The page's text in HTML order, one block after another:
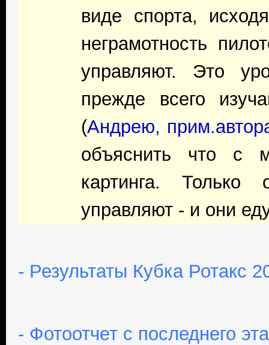
виде спорта,
неграмотность
управляют. Это
прежде всего
(Андрею,
объяснить что с
картинга.
управляют - и они
- Результаты Кубка Ротакс
- Фотоотчет с последнего